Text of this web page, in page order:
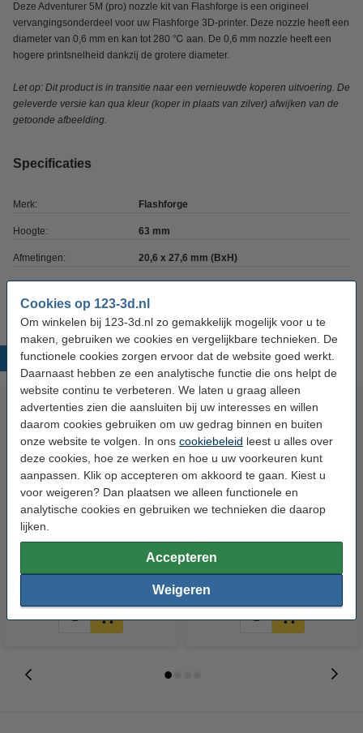
Cookies op 123-3d.nl
Om winkelen bij 123-3d.nl zo gemakkelijk mogelijk voor u te
maken, gebruiken we cookies en vergelijkbare technieken. De
functionele cookies zorgen ervoor dat de website goed werkt.
Daarnaast hebben ze een analytische functie die ons helpt de
website continu te verbeteren. We laten u graag alleen
advertenties zien die aansluiten bij uw interesses en willen
daarom cookies gebruiken om uw gedrag binnen en buiten
onze website te volgen. In ons cookiebeleid leest u alles over
deze cookies, hoe ze werken en hoe u uw voorkeuren kunt
aanpassen. Klik op accepteren om akkoord te gaan. Kiest u
voor weigeren? Dan plaatsen we alleen functionele en
analytische cookies en gebruiken we technieken die daarop
lijken.
Accepteren
Weigeren
Deze Adventurer 5M (pro) nozzle kit van Flashforge is een origineel
vervangingsonderdeel voor uw Flashforge 3D-printer. Deze nozzle heeft een
diameter van 0,6 mm en kan tot 280 ℃ aan. De 0,6 mm nozzle heeft een
hogere printsnelheid dankzij de grotere diameter.
Let op: Dit product is in transitie naar een vernieuwde koperen uitvoering. De
geleverde versie kan qua kleur (koper in plaats van zilver) afwijken van de
getoonde afbeelding.
Specificaties
Merk: Flashforge
Hoogte: 63 mm
Afmetingen: 20,6 x 27,6 mm (BxH)
Ons Artikelnr: DAR01441
Populaire producten
3D print nabewerking set
Flashforge Adventurer 5M (pro)